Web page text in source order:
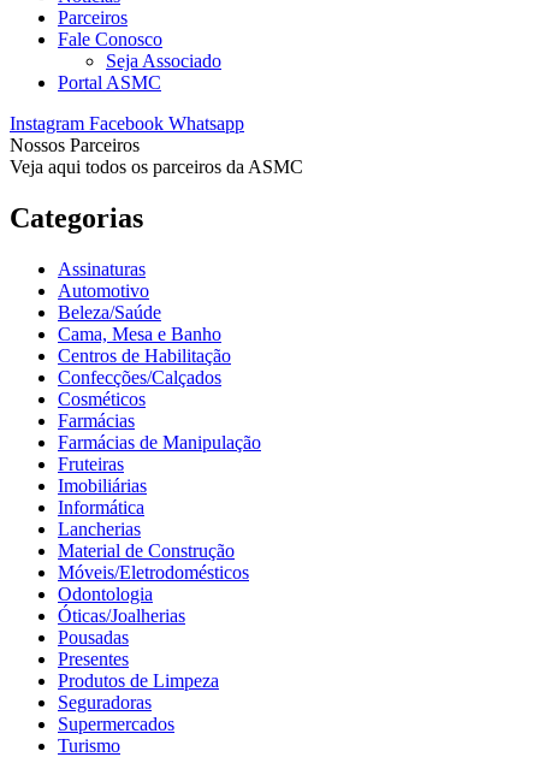
Parceiros
Fale Conosco
Seja Associado
Portal ASMC
Instagram Facebook Whatsapp
Nossos Parceiros
Veja aqui todos os parceiros da ASMC
Categorias
Assinaturas
Automotivo
Beleza/Saúde
Cama, Mesa e Banho
Centros de Habilitação
Confecções/Calçados
Cosméticos
Farmácias
Farmácias de Manipulação
Fruteiras
Imobiliárias
Informática
Lancherias
Material de Construção
Móveis/Eletrodomésticos
Odontologia
Óticas/Joalherias
Pousadas
Presentes
Produtos de Limpeza
Seguradoras
Supermercados
Turismo